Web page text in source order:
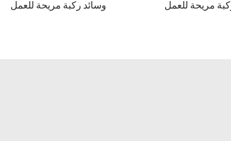
مريحة للعمل وسائد ركبة مريحة للعمل